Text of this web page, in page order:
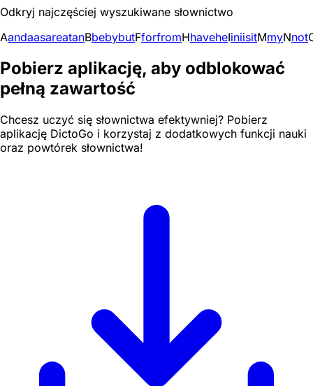
Odkryj najczęściej wyszukiwane słownictwo
AandaasareatanBbebybutFforfromHhaveheIiniisitMmyNnot
Pobierz aplikację, aby odblokować
pełną zawartość
Chcesz uczyć się słownictwa efektywniej? Pobierz
aplikację DictoGo i korzystaj z dodatkowych funkcji nauki
oraz powtórek słownictwa!